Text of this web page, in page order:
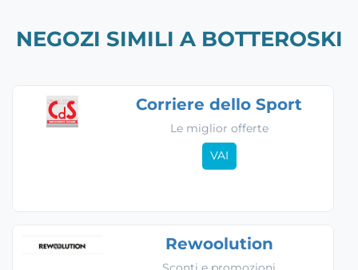
NEGOZI SIMILI A BOTTEROSKI
Corriere dello Sport
Le miglior offerte
VAI
Rewoolution